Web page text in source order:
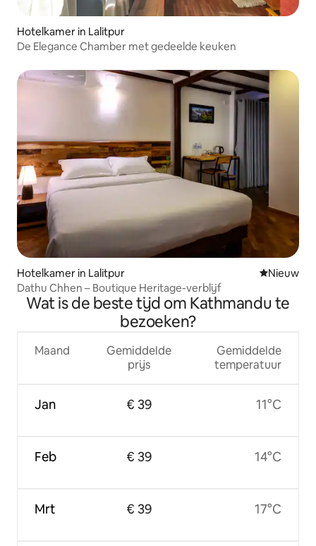
Hotelkamer in Lalitpur
De Elegance Chamber met gedeelde keuken
Hotelkamer in Lalitpur Nieuwe
Nieuw
Dathu Chhen – Boutique Heritage-verblijf
Wat is de beste tijd om Kathmandu te
bezoeken?
Maand
Jan
Feb
Mrt
Gemiddelde
prijs
€ 39
€ 39
€ 39
Gemiddelde
temperatuur
11°C
14°C
17°C